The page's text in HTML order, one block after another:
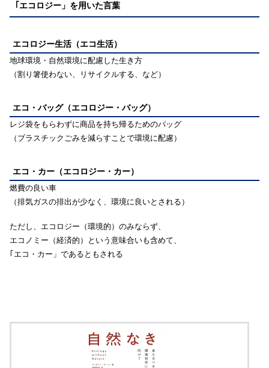
｢エコロジー」を用いた言葉
エコロジー生活（エコ生活）
地球環境・自然環境に配慮した生き方
（割り箸使わない、リサイクルする、など）
エコ・バッグ（エコロジー・バッグ）
レジ袋をもらわずに商品を持ち帰るためのバッグ
（プラスチックごみを減らすことで環境に配慮）
エコ・カー（エコロジー・カー）
燃費の良い車
（排気ガスの排出が少なく、環境に良いとされる）
ただし、エコロジー（環境的）のみならず、
エコノミー（経済的）という意味合いも含めて、
｢エコ・カー」であるともされる